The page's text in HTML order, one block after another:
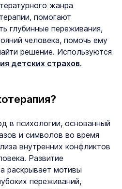
жанра
помогают
глубинные переживания,
человека, помочь ему
решение. Используются
детских страхов.
в психологии, основанный
и символов во время
внутренних конфликтов
Развитие
раскрывает мотивы
переживаний,